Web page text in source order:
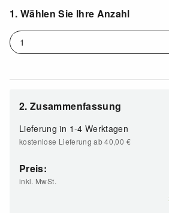
1. Wählen Sie Ihre Anzahl
2. Zusammenfassung
Lieferung in 1-4 Werktagen
kostenlose Lieferung ab 40,00 €
Preis:
inkl. MwSt.